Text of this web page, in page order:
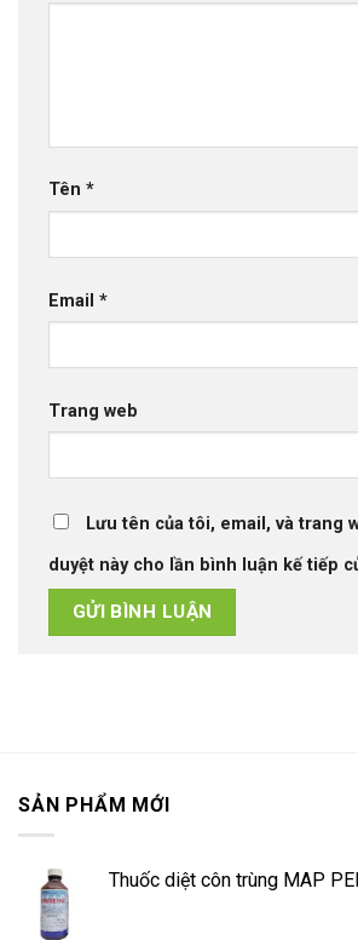
Tên *
Email *
Trang web
Lưu tên của tôi, email, và trang
duyệt này cho lần bình luận kế tiếp
SẢN PHẨM MỚI
Thuốc diệt côn trùng MAP